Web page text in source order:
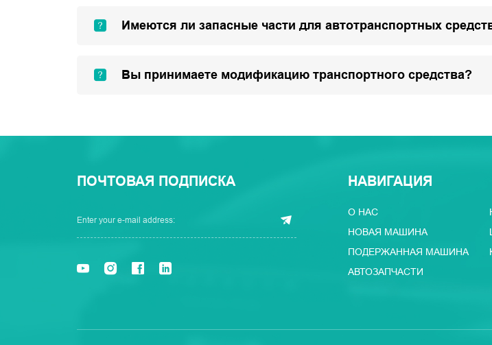
Имеются ли запасные части для автотранспортных
Вы принимаете модификацию транспортного средства?
ПОЧТОВАЯ ПОДПИСКА НАВИГАЦИЯ
О НАС
НОВАЯ МАШИНА
ПОДЕРЖАННАЯ МАШИНА
АВТОЗАПЧАСТИ